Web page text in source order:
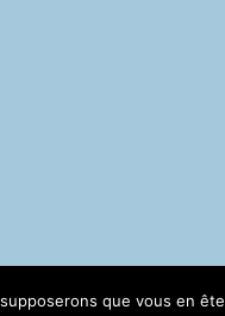
que vous en